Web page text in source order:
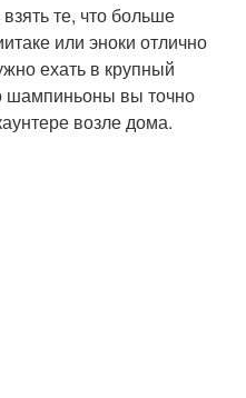
те, что больше
или эноки отлично
ехать в крупный
шампиньоны вы точно
возле дома.